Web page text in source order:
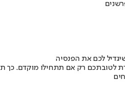
לכם את הפנסיה
לטובתכם רק אם תתחילו מוקדם. כך